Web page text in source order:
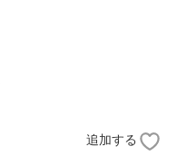
追加する